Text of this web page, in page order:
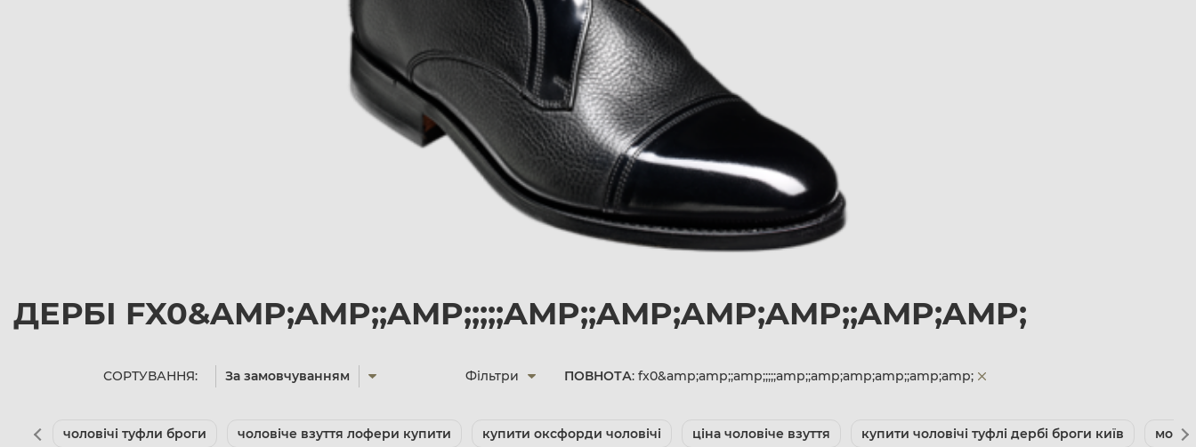
ДЕРБІ FX0&AMP;AMP;;AMP;;;;;AMP;;AMP;AMP;AMP;;AMP;AMP;
СОРТУВАННЯ: За замовчуванням Фільтри ПОВНОТА: fx0&amp;amp;;amp;;;;;amp;;amp;amp;amp;;amp;amp;
чоловічі туфли броги чоловіче взуття лофери купити купити оксфорди чоловічі ціна чоловіче взуття купити чоловічі туфлі дербі броги київ